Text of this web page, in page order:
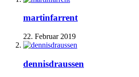
martinfarrent
22. Februar 2019
dennisdraussen